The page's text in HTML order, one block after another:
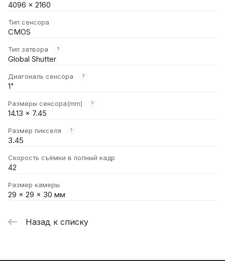
4096 x 2160
Тип сенсора
CMOS
Тип затвора ?
Global Shutter
Диагональ сенсора ?
1"
Размеры сенсора(mm) ?
14.13 x 7.45
Размер пикселя ?
3.45
Скорость съёмки в полный кадр
42
Размер камеры
29 x 29 x 30 мм
Назад к списку